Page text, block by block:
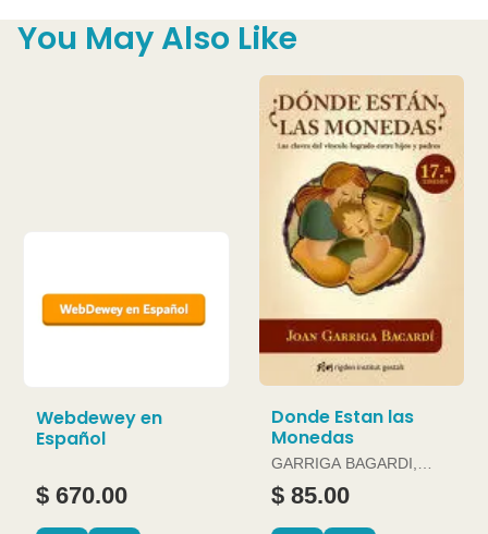
You May Also Like
Webdewey en
Español
$ 670.00
Donde Estan las
Monedas
GARRIGA BAGARDI,
JOAN
$ 85.00